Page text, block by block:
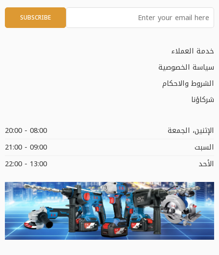
خدمة العملاء
سياسة الخصوصية
الشروط والاحكام
شركاؤنا
الإثنين، الجمعة
08:00 - 20:00
السبت
09:00 - 21:00
الأحد
13:00 - 22:00